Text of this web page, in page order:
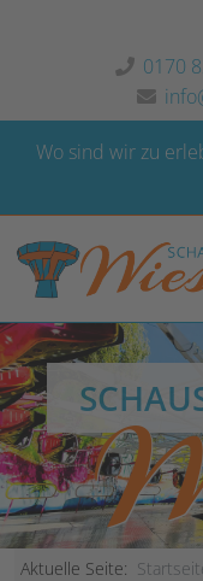
0170
Wo sind wir zu
Aktuelle Seite: